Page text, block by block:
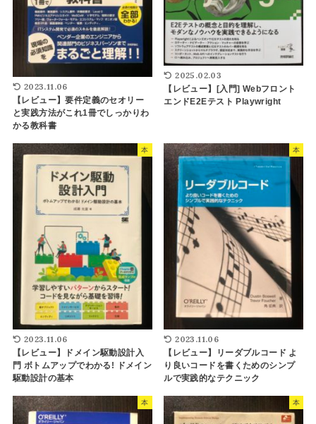
2023.11.06
【レビュー】要件定義のセオリー
と実践方法がこれ1冊でしっかりわ
かる教科書
2025.02.03
【レビュー】[入門] Webフロント
エンドE2Eテスト Playwright
本
2023.11.06
【レビュー】ドメイン駆動設計入
門 ボトムアップでわかる! ドメイン
駆動設計の基本
本
2023.11.06
【レビュー】リーダブルコード よ
り良いコードを書くためのシンプ
ルで実践的なテクニック
本 本